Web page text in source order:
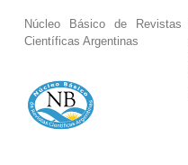
Núcleo Básico de Revistas
Científicas Argentinas